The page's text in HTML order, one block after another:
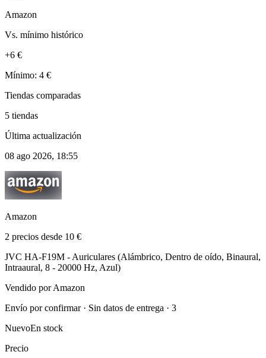
Amazon
Vs. mínimo histórico
+6 €
Mínimo: 4 €
Tiendas comparadas
5 tiendas
Última actualización
08 ago 2026, 18:55
Amazon
2 precios desde 10 €
JVC HA-F19M - Auriculares (Alámbrico, Dentro de oído, Binaural,
Intraaural, 8 - 20000 Hz, Azul)
Vendido por Amazon
Envío por confirmar · Sin datos de entrega · 3
NuevoEn stock
Precio